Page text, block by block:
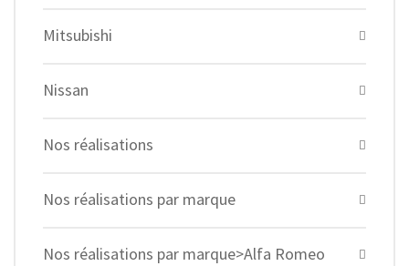
Mitsubishi
Nissan
Nos réalisations
Nos réalisations par marque
Nos réalisations par marque>Alfa Romeo